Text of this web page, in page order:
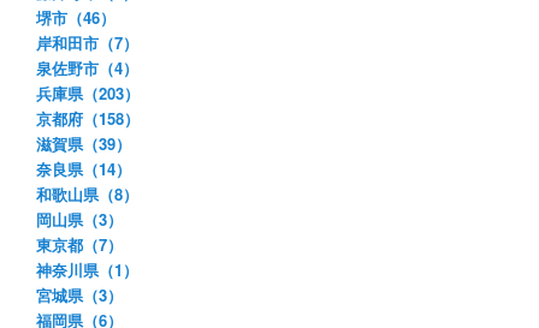
堺市（46）
岸和田市（7）
泉佐野市（4）
兵庫県（203）
京都府（158）
滋賀県（39）
奈良県（14）
和歌山県（8）
岡山県（3）
東京都（7）
神奈川県（1）
宮城県（3）
福岡県（6）